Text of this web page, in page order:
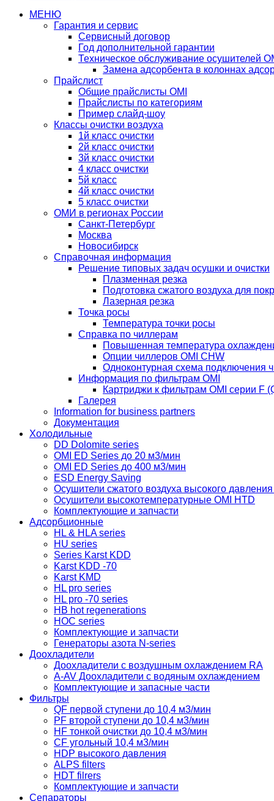
МЕНЮ
Гарантия и сервис
Сервисный договор
Год дополнительной гарантии
Техническое обслуживание осушителей
Замена адсорбента в колоннах
Прайслист
Общие прайслисты OMI
Прайслисты по категориям
Пример слайд-шоу
Классы очистки воздуха
1й класс очистки
2й класс очистки
3й класс очистки
4 класс очистки
5й класс
4й класс очистки
5 класс очистки
ОМИ в регионах России
Санкт-Петербург
Москва
Новосибирск
Справочная информация
Решение типовых задач осушки и очистки
Плазменная резка
Подготовка сжатого воздуха для
Лазерная резка
Точка росы
Температура точки росы
Справка по чиллерам
Повышенная температура
Опции чиллеров OMI CHW
Одноконтурная схема подключения
Информация по фильтрам OMI
Картриджи к фильтрам OMI серии F
Галерея
Information for business partners
Документация
Холодильные
DD Dolomite series
OMI ED Series до 20 м3/мин
OMI ED Series до 400 м3/мин
ESD Energy Saving
Осушители сжатого воздуха высокого
Осушители высокотемпературные OMI HTD
Комплектующие и запчасти
Адсорбционные
HL & HLA series
HU series
Series Karst KDD
Karst KDD -70
Karst KMD
HL pro series
HL pro -70 series
HB hot regenerations
HOC series
Комплектующие и запчасти
Генераторы азота N-series
Доохладители
Доохладители с воздушным охлаждением RA
A-AV Доохладители с водяным охлаждением
Комплектующие и запасные части
Фильтры
QF первой ступени до 10,4 м3/мин
PF второй ступени до 10,4 м3/мин
HF тонкой очистки до 10,4 м3/мин
CF угольный 10,4 м3/мин
HDP высокого давления
ALPS filters
HDT filrers
Комплектующие и запчасти
Сепараторы